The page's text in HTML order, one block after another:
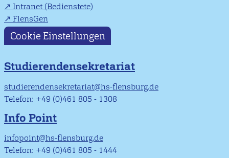
Intranet (Bedienstete)
FlensGen
Cookie Einstellungen
Studierendensekretariat
studierendensekretariat@hs-flensburg.de
Telefon: +49 (0)461 805 - 1308
Info Point
infopoint@hs-flensburg.de
Telefon: +49 (0)461 805 - 1444